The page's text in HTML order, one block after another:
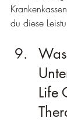
du diese
Life